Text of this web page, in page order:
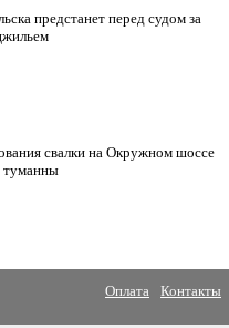
предстанет перед судом за
свалки на Окружном шоссе
туманны
Оплата Контакты